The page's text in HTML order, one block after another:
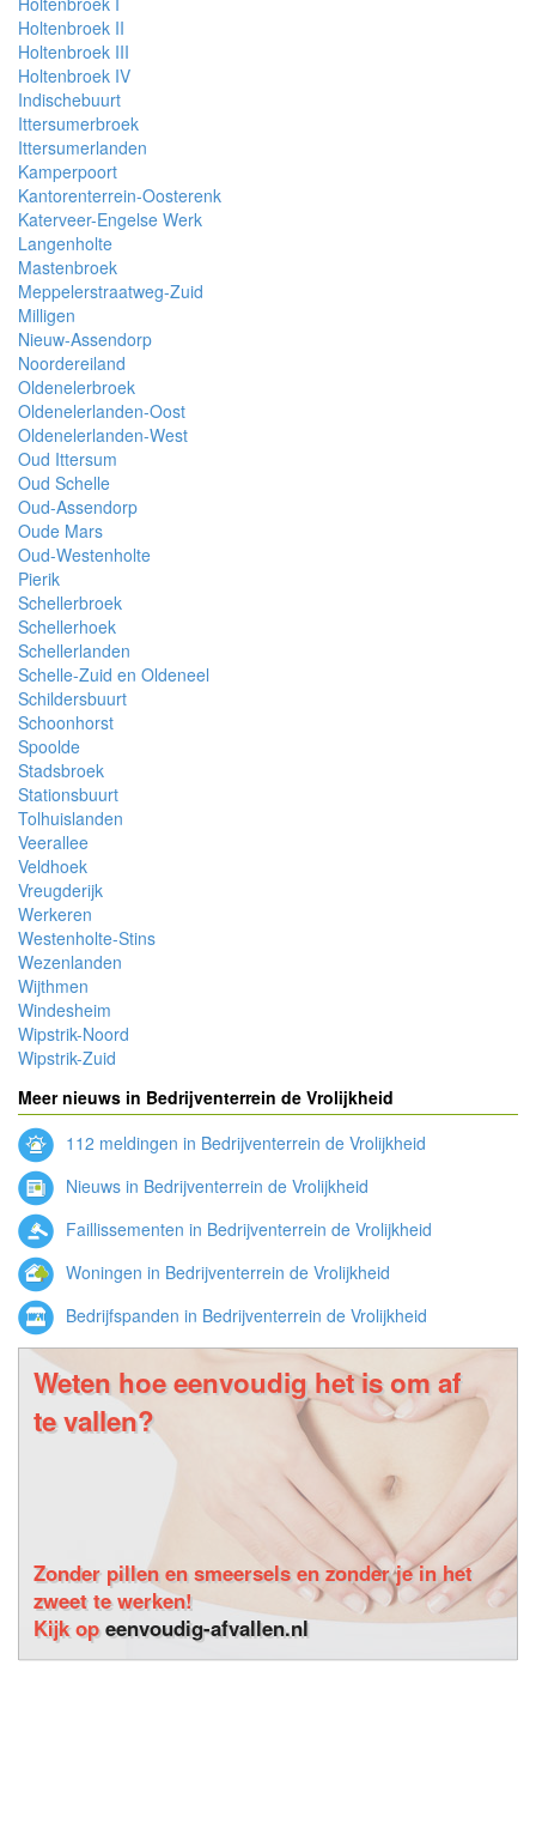
Holtenbroek II
Holtenbroek III
Holtenbroek IV
Indischebuurt
Ittersumerbroek
Ittersumerlanden
Kamperpoort
Kantorenterrein-Oosterenk
Katerveer-Engelse Werk
Langenholte
Mastenbroek
Meppelerstraatweg-Zuid
Milligen
Nieuw-Assendorp
Noordereiland
Oldenelerbroek
Oldenelerlanden-Oost
Oldenelerlanden-West
Oud Ittersum
Oud Schelle
Oud-Assendorp
Oude Mars
Oud-Westenholte
Pierik
Schellerbroek
Schellerhoek
Schellerlanden
Schelle-Zuid en Oldeneel
Schildersbuurt
Schoonhorst
Spoolde
Stadsbroek
Stationsbuurt
Tolhuislanden
Veerallee
Veldhoek
Vreugderijk
Werkeren
Westenholte-Stins
Wezenlanden
Wijthmen
Windesheim
Wipstrik-Noord
Wipstrik-Zuid
Meer nieuws in Bedrijventerrein de Vrolijkheid
112 meldingen in Bedrijventerrein de Vrolijkheid
Nieuws in Bedrijventerrein de Vrolijkheid
Faillissementen in Bedrijventerrein de Vrolijkheid
Woningen in Bedrijventerrein de Vrolijkheid
Bedrijfspanden in Bedrijventerrein de Vrolijkheid
Weten hoe eenvoudig het is om af
te vallen?
Zonder pillen en smeersels en zonder je in het
zweet te werken!
Kijk opeenvoudig-afvallen.nl